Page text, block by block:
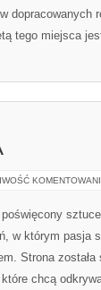
dopracowanych
tego miejsca
w którym pasja
Strona
chcą